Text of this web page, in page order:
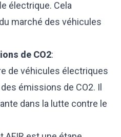
électrique. Cela
marché des véhicules
de CO2:
de véhicules électriques
émissions de CO2. Il
dans la lutte contre le